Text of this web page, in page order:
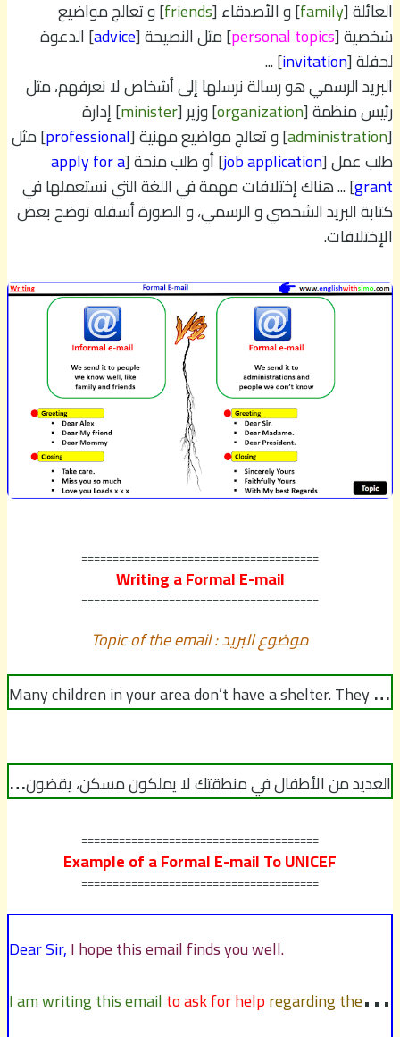
العائلة [family] و الأصدقاء [friends] و تعالج مواضيع
شخصية [personal topics] مثل النصيحة [advice] الدعوة
لحفلة [invitation
] ...
البريد الرسمي هو رسالة نرسلها إلى أشخاص لا نعرفهم، مثل
رئيس منظمة [organization] وزير [minister] إدارة
[
administration] و تعالج مواضيع مهنية [professional] مثل
طلب عمل [job application] أو طلب منحة [apply for a
grant] ... هناك إختلافات مهمة في اللغة التي نستعملها في
كتابة البريد الشخصي و الرسمي، و الصورة أسفله توضح بعض
الإختلافات.
======================================
Writing a Formal E-mail
======================================
Topic of the email : موضوع البريد
M
any children in your area don’t have a shelter. They sleep in the streets and they are always subject to sexual exploitation and diseases.
ا
لعديد من الأطفال في منطقتك لا يملكون مسكن، يقضون الليل دائما في الشوارع وهم دائما عرضة للإستغلال الجنسي و الأمراض.
======================================
Example of a Formal E-mail To UNICEF
======================================
Dear Sir,I hope this email finds you well.
I am writing this emailto ask for helpregarding the problem of homeless children in my area